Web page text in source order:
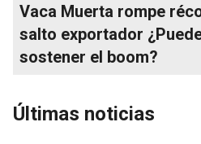
Vaca Muerta rompe
salto exportador
sostener el boom?
Últimas noticias